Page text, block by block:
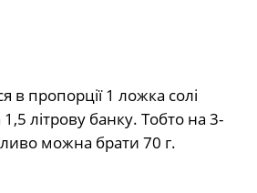
в пропорції 1 ложка солі
літрову банку. Тобто на 3-
можна брати 70 г.